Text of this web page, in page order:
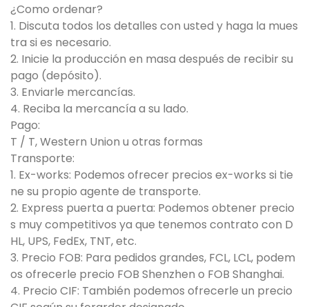
¿Como ordenar?
1. Discuta todos los detalles con usted y haga la mues
tra si es necesario.
2. Inicie la producción en masa después de recibir su
pago (depósito).
3. Enviarle mercancías.
4. Reciba la mercancía a su lado.
Pago:
T / T, Western Union u otras formas
Transporte:
1. Ex-works: Podemos ofrecer precios ex-works si tie
ne su propio agente de transporte.
2. Express puerta a puerta: Podemos obtener precio
s muy competitivos ya que tenemos contrato con D
HL, UPS, FedEx, TNT, etc.
3. Precio FOB: Para pedidos grandes, FCL, LCL, podem
os ofrecerle precio FOB Shenzhen o FOB Shanghai.
4. Precio CIF: También podemos ofrecerle un precio